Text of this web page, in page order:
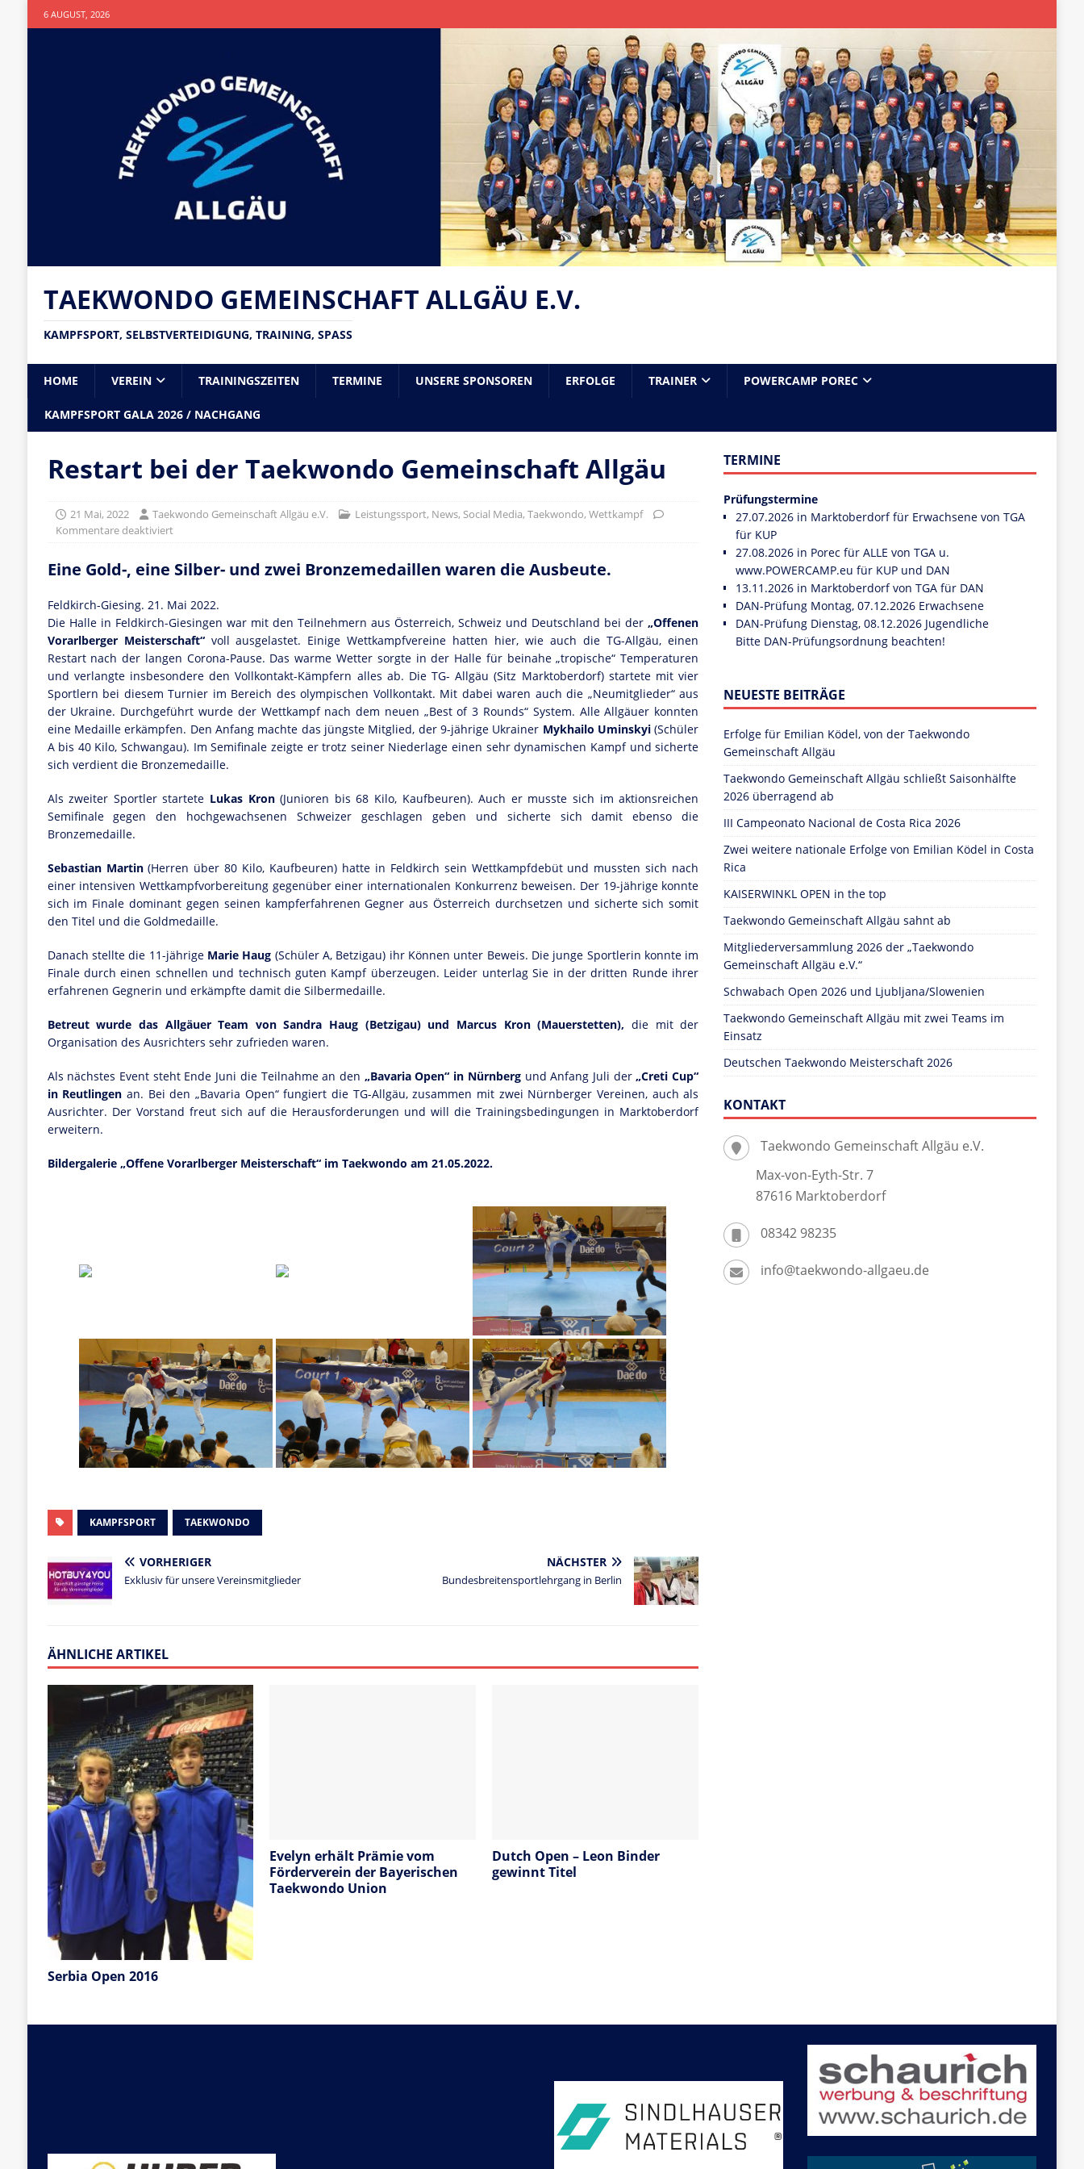
6 AUGUST, 2026
TAEKWONDO GEMEINSCHAFT ALLGÄU E.V.
KAMPFSPORT, SELBSTVERTEIDIGUNG, TRAINING, SPASS
HOME VEREIN TRAININGSZEITEN TERMINE UNSERE SPONSOREN ERFOLGE TRAINER POWERCAMP POREC
KAMPFSPORT GALA 2026 / NACHGANG
Restart bei der Taekwondo Gemeinschaft Allgäu
21 Mai, 2022 Taekwondo Gemeinschaft Allgäu e.V. Leistungssport, News, Social Media, Taekwondo, Wettkampf
Kommentare deaktiviert
Eine Gold-, eine Silber- und zwei Bronzemedaillen waren die Ausbeute.
Feldkirch-Giesing. 21. Mai 2022.
Die Halle in Feldkirch-Giesingen war mit den Teilnehmern aus Österreich, Schweiz und Deutschland bei der „Offenen
Vorarlberger Meisterschaft“voll ausgelastet. Einige Wettkampfvereine hatten hier, wie auch die TG-Allgäu, einen
Restart nach der langen Corona-Pause. Das warme Wetter sorgte in der Halle für beinahe „tropische“ Temperaturen
und verlangte insbesondere den Vollkontakt-Kämpfern alles ab. Die TG- Allgäu (Sitz Marktoberdorf) startete mit vier
Sportlern bei diesem Turnier im Bereich des olympischen Vollkontakt. Mit dabei waren auch die „Neumitglieder“ aus
der Ukraine. Durchgeführt wurde der Wettkampf nach dem neuen „Best of 3 Rounds“ System. Alle Allgäuer konnten
eine Medaille erkämpfen. Den Anfang machte das jüngste Mitglied, der 9-jährige Ukrainer Mykhailo Uminskyi(Schüler
A bis 40 Kilo, Schwangau). Im Semifinale zeigte er trotz seiner Niederlage einen sehr dynamischen Kampf und sicherte
sich verdient die Bronzemedaille.
Als zweiter Sportler startete Lukas Kron(Junioren bis 68 Kilo, Kaufbeuren). Auch er musste sich im aktionsreichen
Semifinale gegen den hochgewachsenen Schweizer geschlagen geben und sicherte sich damit ebenso die
Bronzemedaille.
Sebastian Martin(Herren über 80 Kilo, Kaufbeuren) hatte in Feldkirch sein Wettkampfdebüt und mussten sich nach
einer intensiven Wettkampfvorbereitung gegenüber einer internationalen Konkurrenz beweisen. Der 19-jährige konnte
sich im Finale dominant gegen seinen kampferfahrenen Gegner aus Österreich durchsetzen und sicherte sich somit
den Titel und die Goldmedaille.
Danach stellte die 11-jährige Marie Haug (Schüler A, Betzigau) ihr Können unter Beweis. Die junge Sportlerin konnte im
Finale durch einen schnellen und technisch guten Kampf überzeugen. Leider unterlag Sie in der dritten Runde ihrer
erfahrenen Gegnerin und erkämpfte damit die Silbermedaille.
Betreut wurde das Allgäuer Team von Sandra Haug (Betzigau) und Marcus Kron (Mauerstetten), die mit der
Organisation des Ausrichters sehr zufrieden waren.
Als nächstes Event steht Ende Juni die Teilnahme an den „Bavaria Open“ in Nürnbergund Anfang Juli der „Creti Cup“
in Reutlingen an. Bei den „Bavaria Open“ fungiert die TG-Allgäu, zusammen mit zwei Nürnberger Vereinen, auch als
Ausrichter. Der Vorstand freut sich auf die Herausforderungen und will die Trainingsbedingungen in Marktoberdorf
erweitern.
Bildergalerie „Offene Vorarlberger Meisterschaft“ im Taekwondo am 21.05.2022.
KAMPFSPORT TAEKWONDO
VORHERIGER
Exklusiv für unsere Vereinsmitglieder
NÄCHSTER
Bundesbreitensportlehrgang in Berlin
ÄHNLICHE ARTIKEL
Serbia Open 2016
Evelyn erhält Prämie vom
Förderverein der Bayerischen
Taekwondo Union
Dutch Open – Leon Binder
gewinnt Titel
TERMINE
Prüfungstermine
27.07.2026 in Marktoberdorf für Erwachsene von TGA
für KUP
27.08.2026 in Porec für ALLE von TGA u.
www.POWERCAMP.eu für KUP und DAN
13.11.2026 in Marktoberdorf von TGA für DAN
DAN-Prüfung Montag, 07.12.2026 Erwachsene
DAN-Prüfung Dienstag, 08.12.2026 Jugendliche
Bitte DAN-Prüfungsordnung beachten!
NEUESTE BEITRÄGE
Erfolge für Emilian Ködel, von der Taekwondo
Gemeinschaft Allgäu
Taekwondo Gemeinschaft Allgäu schließt Saisonhälfte
2026 überragend ab
III Campeonato Nacional de Costa Rica 2026
Zwei weitere nationale Erfolge von Emilian Ködel in Costa
Rica
KAISERWINKL OPEN in the top
Taekwondo Gemeinschaft Allgäu sahnt ab
Mitgliederversammlung 2026 der „Taekwondo
Gemeinschaft Allgäu e.V.“
Schwabach Open 2026 und Ljubljana/Slowenien
Taekwondo Gemeinschaft Allgäu mit zwei Teams im
Einsatz
Deutschen Taekwondo Meisterschaft 2026
KONTAKT
Taekwondo Gemeinschaft Allgäu e.V.
Max-von-Eyth-Str. 7
87616 Marktoberdorf
08342 98235
info@taekwondo-allgaeu.de